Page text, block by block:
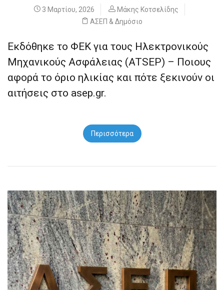
3 Μαρτίου, 2026
Μάκης Κοτσελίδης
ΑΣΕΠ & Δημόσιο
Εκδόθηκε το ΦΕΚ για τους Ηλεκτρονικούς
Μηχανικούς Ασφάλειας (ATSEP) – Ποιους
αφορά το όριο ηλικίας και πότε ξεκινούν οι
αιτήσεις στο asep.gr.
Περισσότερα